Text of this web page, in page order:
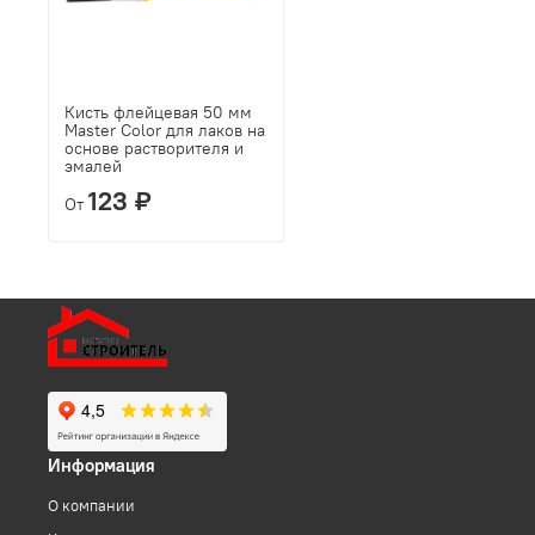
Кисть флейцевая 50 мм
Master Color для лаков на
основе растворителя и
эмалей
От 123 ₽
Информация
О компании